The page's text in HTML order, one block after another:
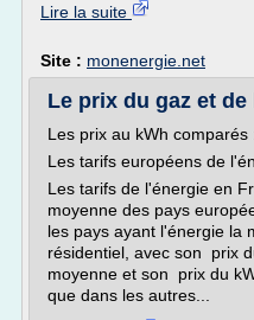
Lire la suite
Site : monenergie.net
Le prix du gaz et
Les prix au kWh
Les tarifs européens de
Les tarifs de l'énergie en
moyenne des pays
les pays ayant l'énergie la
résidentiel, avec son prix
moyenne et son prix du
que dans les autres...